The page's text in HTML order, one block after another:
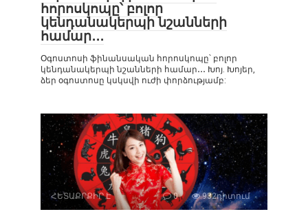
հորոսկոպը՝ բոլոր
կենդանակերպի նշանների
համար․․․
Օգոստոսի ֆինանսական հորոսկոպը՝ բոլոր
կենդանակերպի նշանների համար․․․ Խոյ. Խոյեր,
ձեր օգոստոսը կսկսվի ուժի փորձությամբ:
ՀԵՏԱՔՐՔԻՐ Է 0 932դիտում